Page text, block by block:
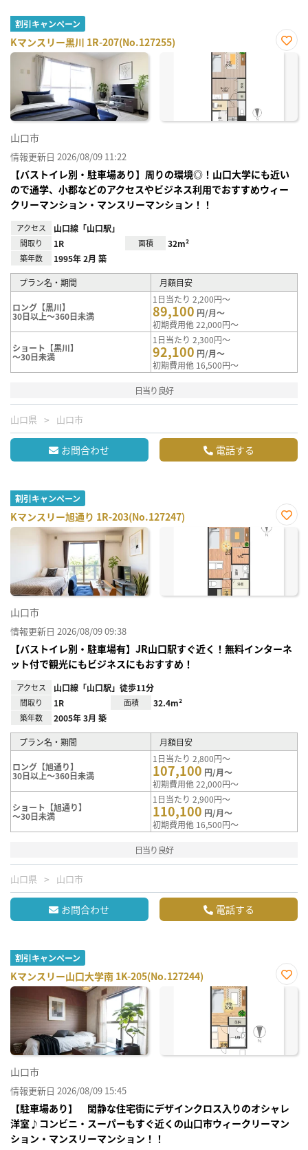
割引キャンペーン
Kマンスリー黒川 1R-207(No.127255)
お気
山口市
情報更新日 2026/08/09 11:22
【バストイレ別・駐車場あり】周りの環境◎！山口大学にも近い
ので通学、小郡などのアクセスやビジネス利用でおすすめウィー
クリーマンション・マンスリーマンション！！
アクセス 山口線「山口駅」
間取り 1R 面積 32m²
築年数 1995年 2月 築
プラン名・期間 月額目安
ロング【黒川】
30日以上～360日未満
1日当たり 2,200円～
89,100 円/月～
初期費用他 22,000円～
ショート【黒川】
～30日未満
1日当たり 2,300円～
92,100 円/月～
初期費用他 16,500円～
日当り良好
山口県 山口市
お問合わせ 電話する
割引キャンペーン
Kマンスリー旭通り 1R-203(No.127247)
お気
山口市
情報更新日 2026/08/09 09:38
【バストイレ別・駐車場有】JR山口駅すぐ近く！無料インターネ
ット付で観光にもビジネスにもおすすめ！
アクセス 山口線「山口駅」徒歩11分
間取り 1R 面積 32.4m²
築年数 2005年 3月 築
プラン名・期間 月額目安
ロング【旭通り】
30日以上～360日未満
1日当たり 2,800円～
107,100 円/月～
初期費用他 22,000円～
ショート【旭通り】
～30日未満
1日当たり 2,900円～
110,100 円/月～
初期費用他 16,500円～
日当り良好
山口県 山口市
お問合わせ 電話する
割引キャンペーン
Kマンスリー山口大学南 1K-205(No.127244)
お気
山口市
情報更新日 2026/08/09 15:45
【駐車場あり】 閑静な住宅街にデザインクロス入りのオシャレ
洋室♪コンビニ・スーパーもすぐ近くの山口市ウィークリーマン
ション・マンスリーマンション！！